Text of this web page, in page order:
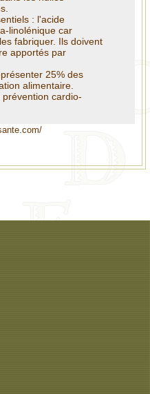
: l'acide
linolénique car
fabriquer. Ils doivent
apportés par
25% des
alimentaire.
prévention cardio-